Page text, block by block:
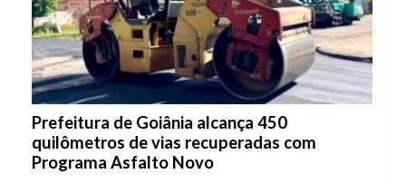
Prefeitura de Goiânia alcança 450
quilômetros de vias recuperadas com
Programa Asfalto Novo